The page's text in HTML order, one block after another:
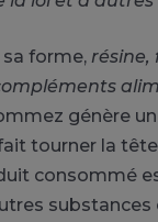
forme, résine,
génère
tourner la
consommé